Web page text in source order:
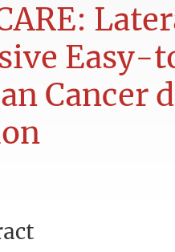
Easy-
Cancer